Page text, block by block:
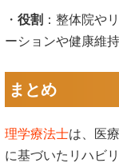
・ 役割 ：整体院や
ーションや健康維
まとめ
理学療法士は、医
に基づいたリハビ